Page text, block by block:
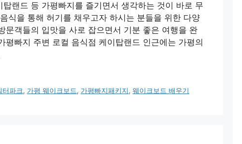
랜드 등 가평빠지를 즐기면서 생각하는 것이 바로 무
식을 통해 허기를 채우고자 하시는 분들을 위한 다양
문객들의 입맛을 사로 잡으면서 기분 좋은 여행을 완
평빠지 주변 로컬 음식점 케이탑랜드 인근에는 가평의
터파크, 가평 웨이크보드, 가평빠지패키지,웨이크보드 배우기